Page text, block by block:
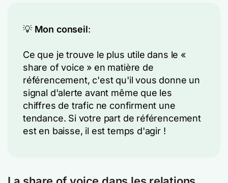
💡 Mon conseil:
Ce que je trouve le plus utile dans le «
share of voice » en matière de
référencement, c'est qu'il vous donne un
signal d'alerte avant même que les
chiffres de trafic ne confirment une
tendance. Si votre part de référencement
est en baisse, il est temps d'agir !